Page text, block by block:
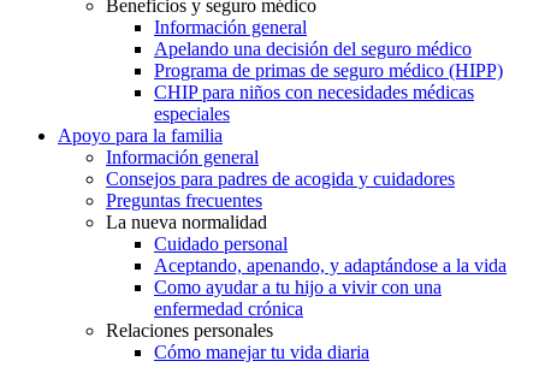
Beneficios y seguro médico
Información general
Apelando una decisión del seguro médico
Programa de primas de seguro médico (HIPP)
CHIP para niños con necesidades médicas
especiales
Apoyo para la familia
Información general
Consejos para padres de acogida y cuidadores
Preguntas frecuentes
La nueva normalidad
Cuidado personal
Aceptando, apenando, y adaptándose a la vida
Como ayudar a tu hijo a vivir con una
enfermedad crónica
Relaciones personales
Cómo manejar tu vida diaria